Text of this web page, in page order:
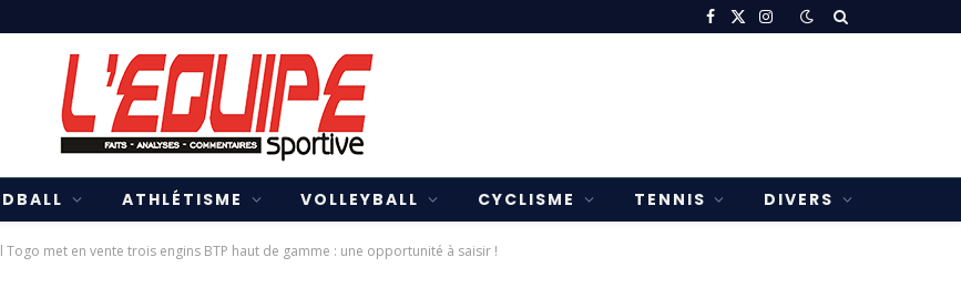
Facebook
X
Instagram
ATHLÉTISME VOLLEYBALL CYCLISME TENNIS DIVERS
Togo met en vente trois engins BTP haut de gamme : une opportunité à saisir !